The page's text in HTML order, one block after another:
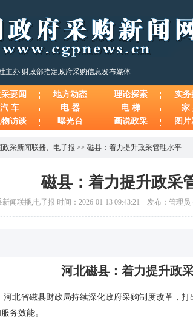
主办 财政部指定政府采购信息发布媒体
要闻 地方动态 理论探索 实务
汽 车 电 器 电 梯 家
物访谈 曝光台 画说政采 图片
政采新闻联播、 电子报 >> 磁县：着力提升政采管理水平
磁县：着力提升政采
闻联播,电子报 时间：2026-01-13 09:43:21 发布：管理员
河北磁县：着力提升政
河北省磁县财政局持续深化政府采购制度改革，
务效能。